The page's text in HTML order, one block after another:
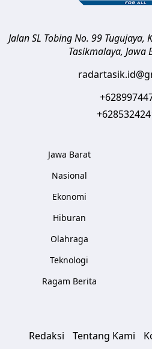
Jalan SL Tobing No. 99 Tugujaya,
Tasikmalaya, Jawa
Jawa Barat
Nasional
Ekonomi
Hiburan
Olahraga
Teknologi
Ragam Berita
Redaksi Tentang Kami